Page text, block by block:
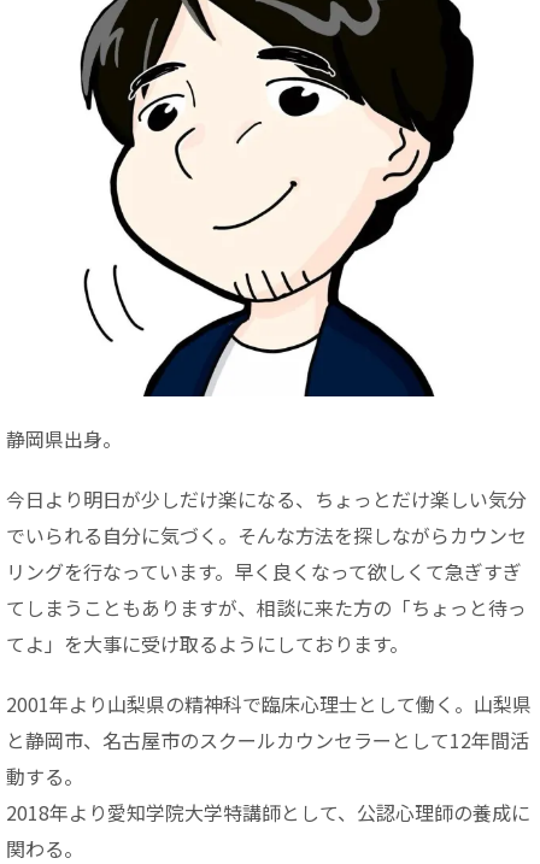
静岡県出身。
今日より明日が少しだけ楽になる、ちょっとだけ楽しい気分
でいられる自分に気づく。そんな方法を探しながらカウンセ
リングを行なっています。早く良くなって欲しくて急ぎすぎ
てしまうこともありますが、相談に来た方の「ちょっと待っ
てよ」を大事に受け取るようにしております。
2001年より山梨県の精神科で臨床心理士として働く。山梨県
と静岡市、名古屋市のスクールカウンセラーとして12年間活
動する。
2018年より愛知学院大学特講師として、公認心理師の養成に
関わる。